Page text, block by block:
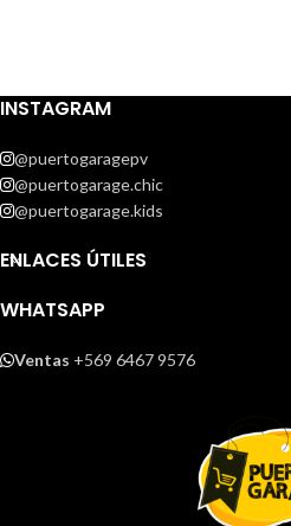
INSTAGRAM
@puertogaragepv
@puertogarage.chic
@puertogarage.kids
ENLACES ÚTILES
WHATSAPP
Ventas +569 6467 9576